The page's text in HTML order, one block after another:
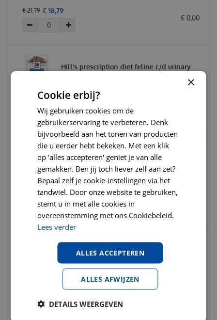
€ 21,79 € 18,79
€ 0,00
Hill's prescription diet feline c/d urinary
Hill's prescription diet feline c/d urinary
care zalm pouch 12x85 gram Kattenvoe
50 € 17,95
Clinic fsc kip blaasgruisdieet blik 100
gram
×
Cookie erbij?
Wij gebruiken cookies om de
gebruikerservaring te verbeteren. Denk
bijvoorbeeld aan het tonen van producten
die u eerder hebt bekeken. Met een klik
op 'alles accepteren' geniet je van alle
gemakken. Ben jij toch liever zelf aan zet?
Bepaal zelf je cookie-instellingen via het
tandwiel. Door onze website te gebruiken,
stemt u in met alle cookies in
overeenstemming met ons Cookiebeleid.
Lees verder
ALLES ACCEPTEREN
ALLES AFWIJZEN
DETAILS WEERGEVEN